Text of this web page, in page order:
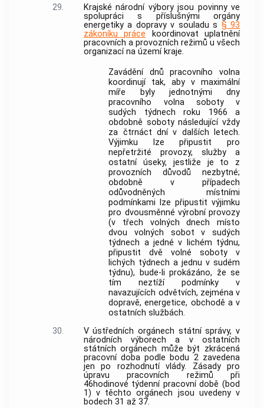
29.
Krajské národní výbory jsou povinny ve
spolupráci s příslušnými orgány
energetiky a dopravy v souladu s § 93
zákoníku práce koordinovat uplatnění
pracovních a provozních režimů u všech
organizací na území kraje.
Zavádění dnů pracovního volna
koordinují tak, aby v maximální
míře byly jednotnými dny
pracovního volna soboty v
sudých týdnech roku 1966 a
obdobně soboty následující vždy
za čtrnáct dní v dalších letech.
Výjimku lze připustit pro
nepřetržité provozy, služby a
ostatní úseky, jestliže je to z
provozních důvodů nezbytné;
obdobně v případech
odůvodněných místními
podmínkami lze připustit výjimku
pro dvousměnné výrobní provozy
(v třech volných dnech místo
dvou volných sobot v sudých
týdnech a jedné v lichém týdnu,
připustit dvě volné soboty v
lichých týdnech a jednu v sudém
týdnu), bude-li prokázáno, že se
tím neztíží podmínky v
navazujících odvětvích, zejména v
dopravě, energetice, obchodě a v
ostatních službách.
30.
V ústředních orgánech státní správy, v
národních výborech a v ostatních
státních orgánech může být zkrácená
pracovní doba podle bodu 2 zavedena
jen po rozhodnutí vlády. Zásady pro
úpravu pracovních režimů při
46hodinové týdenní pracovní době (bod
1) v těchto orgánech jsou uvedeny v
bodech 31 až 37.